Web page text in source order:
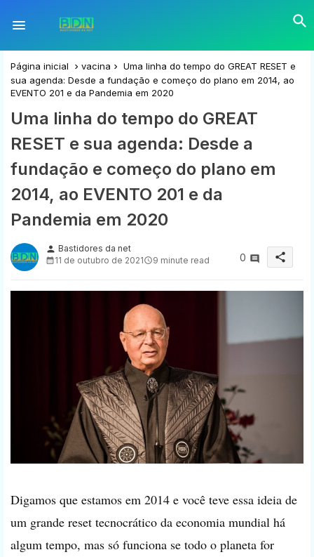
Página inicial vacina
Uma linha do tempo do GREAT RESET e
sua agenda: Desde a fundação e começo do plano em 2014, ao
EVENTO 201 e da Pandemia em 2020
Uma linha do tempo do GREAT
RESET e sua agenda: Desde a
fundação e começo do plano em
2014, ao EVENTO 201 e da
Pandemia em 2020
person Bastidores da net
11 de outubro de 2021
9 minute read 0 share
Digamos que estamos em 2014 e você teve essa ideia de
um grande reset tecnocrático da economia mundial há
algum tempo, mas só funciona se todo o planeta for